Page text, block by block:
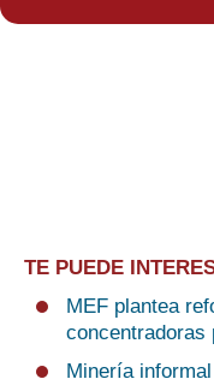
TE PUEDE
MEF plantea
concentradoras
Minería